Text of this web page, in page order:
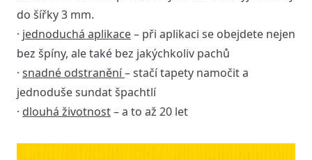
do šířky 3 mm.
· jednoduchá aplikace– při aplikaci se obejdete nejen
bez špíny, ale také bez jakýchkoliv pachů
· snadné odstranění– stačí tapety namočit a
jednoduše sundat špachtlí
· dlouhá životnost– a to až 20 let